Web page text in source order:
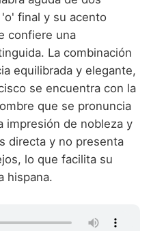
final y su acento
confiere una
La combinación
equilibrada y elegante,
se encuentra con la
que se pronuncia
impresión de nobleza y
directa y no presenta
lo que facilita su
hispana.